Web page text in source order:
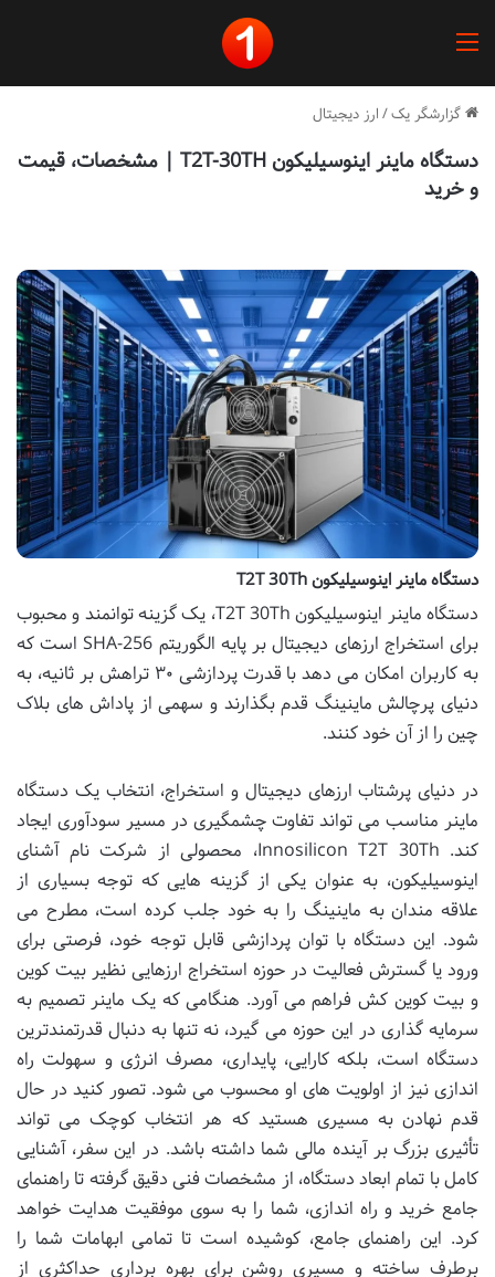
گزارشگر یک/ ارز دیجیتال
دستگاه ماینر اینوسیلیکون T2T-30TH | مشخصات، قیمت
و خرید
دستگاه ماینر اینوسیلیکون T2T 30Th
دستگاه ماینر اینوسیلیکون T2T 30Th، یک گزینه توانمند و محبوب
برای استخراج ارزهای دیجیتال بر پایه الگوریتم SHA-256 است که
به کاربران امکان می دهد با قدرت پردازشی ۳۰ تراهش بر ثانیه، به
دنیای پرچالش ماینینگ قدم بگذارند و سهمی از پاداش های بلاک
چین را از آن خود کنند.
در دنیای پرشتاب ارزهای دیجیتال و استخراج، انتخاب یک دستگاه
ماینر مناسب می تواند تفاوت چشمگیری در مسیر سودآوری ایجاد
کند. Innosilicon T2T 30Th، محصولی از شرکت نام آشنای
اینوسیلیکون، به عنوان یکی از گزینه هایی که توجه بسیاری از
علاقه مندان به ماینینگ را به خود جلب کرده است، مطرح می
شود. این دستگاه با توان پردازشی قابل توجه خود، فرصتی برای
ورود یا گسترش فعالیت در حوزه استخراج ارزهایی نظیر بیت کوین
و بیت کوین کش فراهم می آورد. هنگامی که یک ماینر تصمیم به
سرمایه گذاری در این حوزه می گیرد، نه تنها به دنبال قدرتمندترین
دستگاه است، بلکه کارایی، پایداری، مصرف انرژی و سهولت راه
اندازی نیز از اولویت های او محسوب می شود. تصور کنید در حال
قدم نهادن به مسیری هستید که هر انتخاب کوچک می تواند
تأثیری بزرگ بر آینده مالی شما داشته باشد. در این سفر، آشنایی
کامل با تمام ابعاد دستگاه، از مشخصات فنی دقیق گرفته تا راهنمای
جامع خرید و راه اندازی، شما را به سوی موفقیت هدایت خواهد
کرد. این راهنمای جامع، کوشیده است تا تمامی ابهامات شما را
برطرف ساخته و مسیری روشن برای بهره برداری حداکثری از